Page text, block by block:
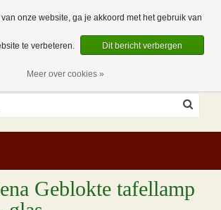
0 Artikelen
Geblokte tafellamp
onze website, ga je akkoord met het gebruik van
te verbeteren. Dit bericht verbergen
Meer over cookies »